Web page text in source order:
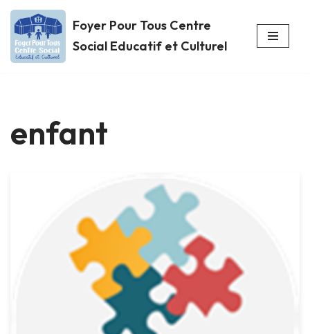
Aller
au
Foyer Pour Tous Centre
Social Educatif et Culturel
enfant